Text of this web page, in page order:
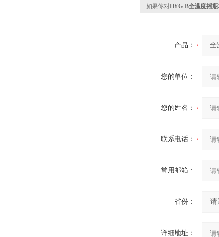
如果你对HYG-B全温度摇瓶
产品：
您的单位：
您的姓名：
联系电话：
常用邮箱：
省份：
详细地址：